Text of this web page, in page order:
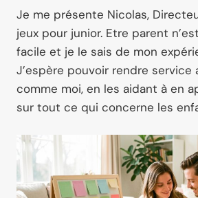
Je me présente Nicolas,
jeux pour junior. Etre parent
facile et je le sais de mon
J’espère pouvoir rendre service
comme moi, en les aidant à en
sur tout ce qui concerne les